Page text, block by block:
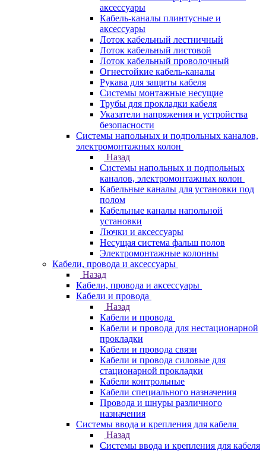
аксессуары
Кабель-каналы плинтусные и
аксессуары
Лоток кабельный лестничный
Лоток кабельный листовой
Лоток кабельный проволочный
Огнестойкие кабель-каналы
Рукава для защиты кабеля
Системы монтажные несущие
Трубы для прокладки кабеля
Указатели напряжения и устройства
безопасности
Системы напольных и подпольных каналов,
электромонтажных колон
Назад
Системы напольных и подпольных
каналов, электромонтажных колон
Кабельные каналы для установки под
полом
Кабельные каналы напольной
установки
Лючки и аксессуары
Несущая система фальш полов
Электромонтажные колонны
Кабели, провода и аксессуары
Назад
Кабели, провода и аксессуары
Кабели и провода
Назад
Кабели и провода
Кабели и провода для нестационарной
прокладки
Кабели и провода связи
Кабели и провода силовые для
стационарной прокладки
Кабели контрольные
Кабели специального назначения
Провода и шнуры различного
назначения
Системы ввода и крепления для кабеля
Назад
Системы ввода и крепления для кабеля